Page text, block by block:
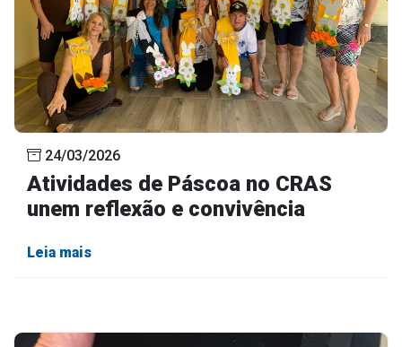
24/03/2026
Atividades de Páscoa no CRAS
unem reflexão e convivência
Leia mais